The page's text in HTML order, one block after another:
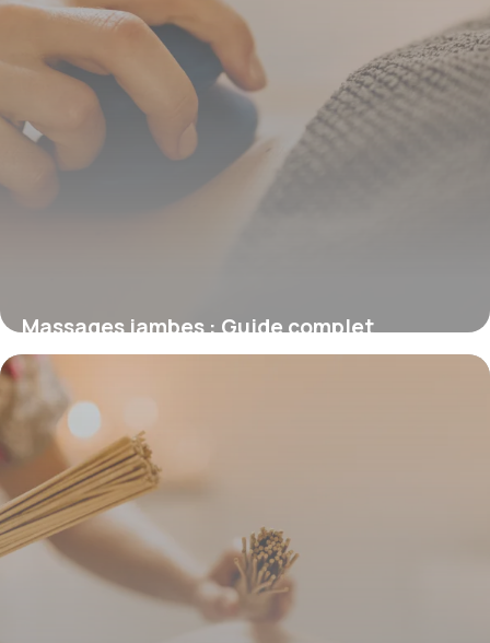
Massages jambes : Guide complet
circulation
27 mai 2026